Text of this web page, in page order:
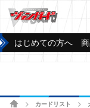
はじめての方へ
ホームカードリスト